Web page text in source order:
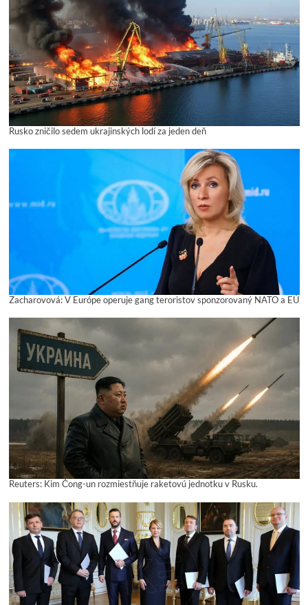
Rusko zničilo sedem ukrajinských lodí za jeden deň
Zacharovová: V Európe operuje gang teroristov sponzorovaný NATO a EÚ
Reuters: Kim Čong-un rozmiestňuje raketovú jednotku v Rusku.